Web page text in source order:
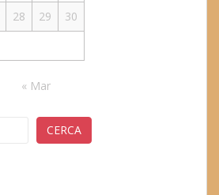
28 29
30
« Mar
CERCA